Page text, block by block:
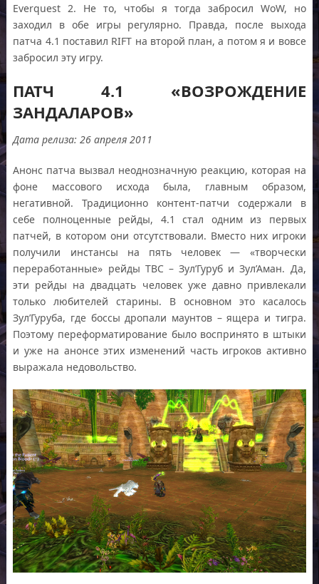
Everquest 2. Не то, чтобы я тогда забросил WoW, но
заходил в обе игры регулярно. Правда, после выхода
патча 4.1 поставил RIFT на второй план, а потом я и вовсе
забросил эту игру.
ПАТЧ 4.1 «ВОЗРОЖДЕНИЕ
ЗАНДАЛАРОВ»
Дата релиза: 26 апреля 2011
Анонс патча вызвал неоднозначную реакцию, которая на
фоне массового исхода была, главным образом,
негативной. Традиционно контент-патчи содержали в
себе полноценные рейды, 4.1 стал одним из первых
патчей, в котором они отсутствовали. Вместо них игроки
получили инстансы на пять человек — «творчески
переработанные» рейды ТВС – Зул’Гуруб и Зул’Аман. Да,
эти рейды на двадцать человек уже давно привлекали
только любителей старины. В основном это касалось
Зул’Гуруба, где боссы дропали маунтов – ящера и тигра.
Поэтому переформатирование было воспринято в штыки
и уже на анонсе этих изменений часть игроков активно
выражала недовольство.